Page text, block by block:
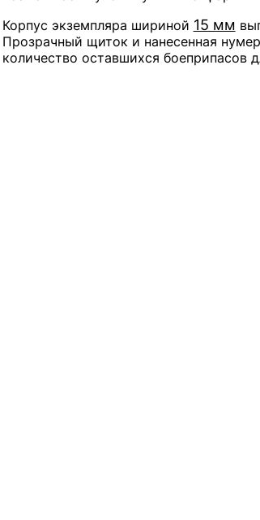
Корпус экземпляра шириной 15 мм
Прозрачный щиток и нанесенная
количество оставшихся боеприпасов